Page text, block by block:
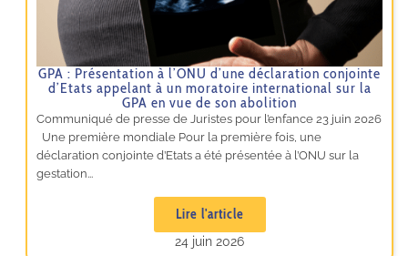
GPA : Présentation à l’ONU d’une déclaration conjointe
d’Etats appelant à un moratoire international sur la
GPA en vue de son abolition
Communiqué de presse de Juristes pour l’enfance 23 juin 2026
Une première mondiale Pour la première fois, une
déclaration conjointe d’Etats a été présentée à l’ONU sur la
gestation...
Lire l'article
24 juin 2026